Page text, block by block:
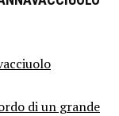
di un grande